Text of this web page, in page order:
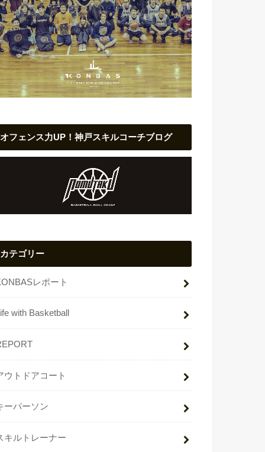
オフェンス力UP！神戸スキルコーチブログ
カテゴリー
レポート
with Basketball
ウトドアコート
ーパーソン
キルトレーナー